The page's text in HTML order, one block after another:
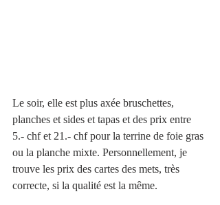
Le soir, elle est plus axée bruschettes,
planches et sides et tapas et des prix entre
5.- chf et 21.- chf pour la terrine de foie gras
ou la planche mixte. Personnellement, je
trouve les prix des cartes des mets, très
correcte, si la qualité est la même.